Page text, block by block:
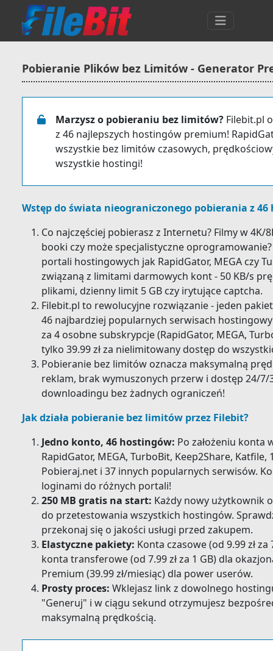
Pobieranie Plików bez Limitów - Generator
Marzysz o pobieraniu bez limitów? Filebit.pl
z 46 najlepszych hostingów premium!
wszystkie bez limitów czasowych,
wszystkie hostingi!
Wstęp do świata nieograniczonego pobierania z
Co najczęściej pobierasz z Internetu? Filmy w 4K/
booki czy może specjalistyczne
portali hostingowych jak RapidGator, MEGA czy
związaną z limitami darmowych kont - 50 KB/s
plikami, dzienny limit 5 GB czy irytujące captcha.
Filebit.pl to rewolucyjne rozwiązanie - jeden
46 najbardziej popularnych serwisach
za 4 osobne subskrypcje (RapidGator, MEGA,
tylko 39.99 zł za nielimitowany dostęp do
Pobieranie bez limitów oznacza maksymalną
reklam, brak wymuszonych przerw i dostęp 24/7/
downloadingu bez żadnych ograniczeń!
Jak działa pobieranie bez limitów przez Filebit?
Jedno konto, 46 hostingów: Po założeniu konta
RapidGator, MEGA, TurboBit, Keep2Share, Katfile,
Pobieraj.net i 37 innych popularnych serwisów.
loginami do różnych portali!
250 MB gratis na start: Każdy nowy użytkownik
do przetestowania wszystkich hostingów.
przekonaj się o jakości usługi przed zakupem.
Elastyczne pakiety: Konta czasowe (od 9.99 zł
konta transferowe (od 7.99 zł za 1 GB) dla
Premium (39.99 zł/miesiąc) dla power userów.
Prosty proces: Wklejasz link z dowolnego
"Generuj" i w ciągu sekund otrzymujesz
maksymalną prędkością.